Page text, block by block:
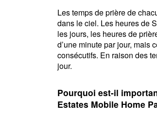
Les temps de prière de
dans le ciel. Les heures de
les jours, les heures de
d’une minute par jour, mais
consécutifs. En raison des
jour.
Pourquoi est-il
Estates Mobile Home